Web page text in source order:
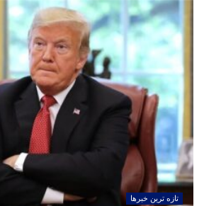
تازه ترین خبرها